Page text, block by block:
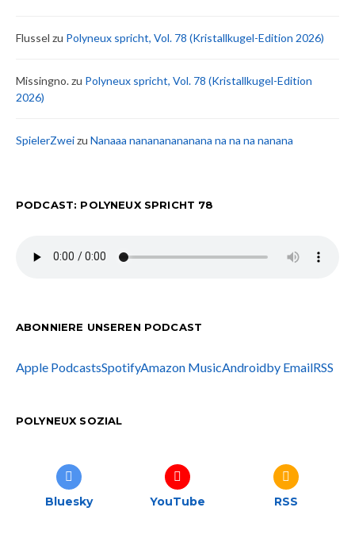
Flussel zu Polyneux spricht, Vol. 78 (Kristallkugel-Edition 2026)
Missingno.zu Polyneux spricht, Vol. 78 (Kristallkugel-Edition
2026)
SpielerZweizu Nanaaa nanananananana na na na nanana
PODCAST: POLYNEUX SPRICHT 78
ABONNIERE UNSEREN PODCAST
Apple PodcastsSpotifyAmazon MusicAndroidby EmailRSS
POLYNEUX SOZIAL
Bluesky YouTube RSS